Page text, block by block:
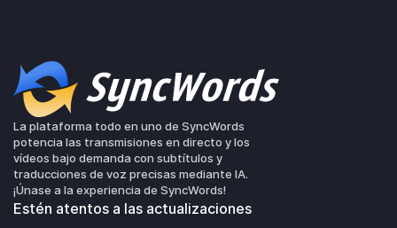
La plataforma todo en uno de SyncWords
potencia las transmisiones en directo y los
vídeos bajo demanda con subtítulos y
traducciones de voz precisas mediante IA.
¡Únase a la experiencia de SyncWords!
Estén atentos a las actualizaciones